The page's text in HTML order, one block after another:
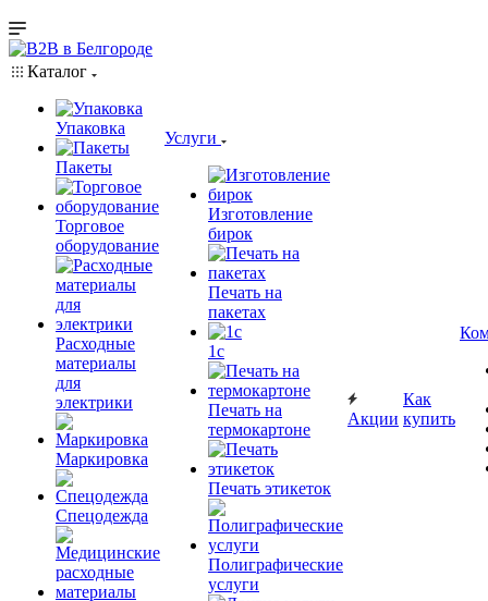
Каталог
Упаковка
Пакеты
Торговое
оборудование
Расходные
материалы
для
электрики
Маркировка
Спецодежда
Услуги
Изготовление
бирок
Печать на
пакетах
1c
Печать на
термокартоне
Печать этикеток
Полиграфические
услуги
Акции
Как
купить